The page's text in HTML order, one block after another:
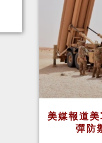
美媒報道
彈防